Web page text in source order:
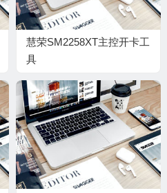
慧荣SM2258XT主控开卡工
具